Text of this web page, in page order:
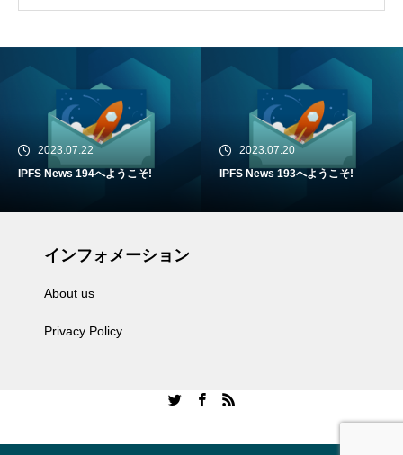
2023.07.22
IPFS News 194へようこそ!
2023.07.20
IPFS News 193へようこそ!
インフォメーション
About us
Privacy Policy